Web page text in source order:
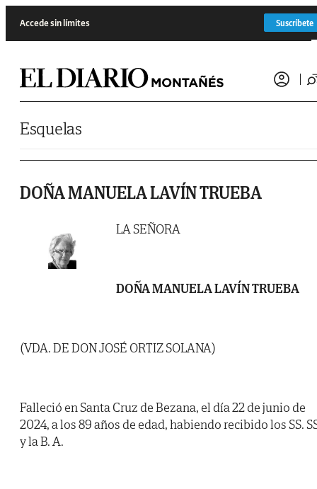
Accede sin límites Suscríbete
Esquelas
DOÑA MANUELA LAVÍN TRUEBA
LA SEÑORA
DOÑA MANUELA LAVÍN TRUEBA
(VDA. DE DON JOSÉ ORTIZ SOLANA)
Falleció en Santa Cruz de Bezana, el día 22 de junio de
2024, a los 89 años de edad, habiendo recibido los SS.
y la B. A.